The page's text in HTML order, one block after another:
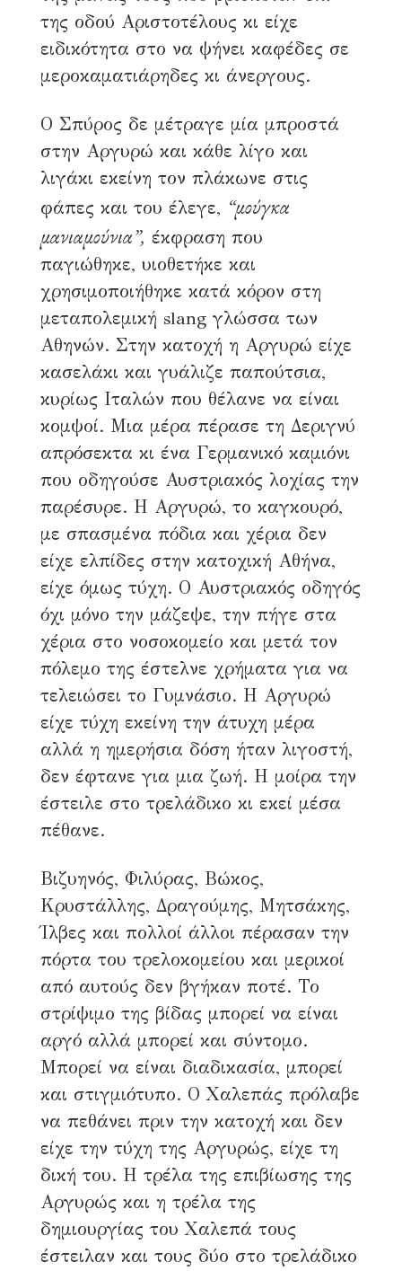
της οδού Αριστοτέλους κι είχε
ειδικότητα στο να ψήνει καφέδες σε
μεροκαματιάρηδες κι άνεργους.
Ο Σπύρος δε μέτραγε μία μπροστά
στην Αργυρώ και κάθε λίγο και
λιγάκι εκείνη τον πλάκωνε στις
φάπες και του έλεγε, “μούγκα
μανιαμούνια”, έκφραση που
παγιώθηκε, υιοθετήκε και
χρησιμοποιήθηκε κατά κόρον στη
μεταπολεμική slang γλώσσα των
Αθηνών. Στην κατοχή η Αργυρώ είχε
κασελάκι και γυάλιζε παπούτσια,
κυρίως Ιταλών που θέλανε να είναι
κομψοί. Μια μέρα πέρασε τη Δεριγνύ
απρόσεκτα κι ένα Γερμανικό καμιόνι
που οδηγούσε Αυστριακός λοχίας την
παρέσυρε. Η Αργυρώ, το καγκουρό,
με σπασμένα πόδια και χέρια δεν
είχε ελπίδες στην κατοχική Αθήνα,
είχε όμως τύχη. Ο Αυστριακός οδηγός
όχι μόνο την μάζεψε, την πήγε στα
χέρια στο νοσοκομείο και μετά τον
πόλεμο της έστελνε χρήματα για να
τελειώσει το Γυμνάσιο. Η Αργυρώ
είχε τύχη εκείνη την άτυχη μέρα
αλλά η ημερήσια δόση ήταν λιγοστή,
δεν έφτανε για μια ζωή. Η μοίρα την
έστειλε στο τρελάδικο κι εκεί μέσα
πέθανε.
Βιζυηνός, Φιλύρας, Βώκος,
Κρυστάλλης, Δραγούμης, Μητσάκης,
Ίλβες και πολλοί άλλοι πέρασαν την
πόρτα του τρελοκομείου και μερικοί
από αυτούς δεν βγήκαν ποτέ. Το
στρίψιμο της βίδας μπορεί να είναι
αργό αλλά μπορεί και σύντομο.
Μπορεί να είναι διαδικασία, μπορεί
και στιγμιότυπο. Ο Χαλεπάς πρόλαβε
να πεθάνει πριν την κατοχή και δεν
είχε την τύχη της Αργυρώς, είχε τη
δική του. Η τρέλα της επιβίωσης της
Αργυρώς και η τρέλα της
δημιουργίας του Χαλεπά τους
έστειλαν και τους δύο στο τρελάδικο